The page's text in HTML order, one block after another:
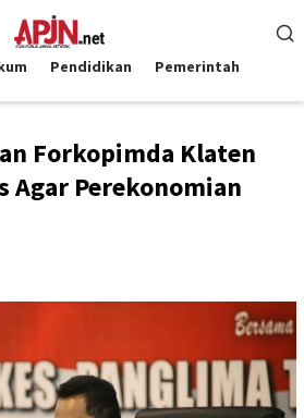
Pendidikan Pemerintah
Forkopimda Klaten
Agar Perekonomian